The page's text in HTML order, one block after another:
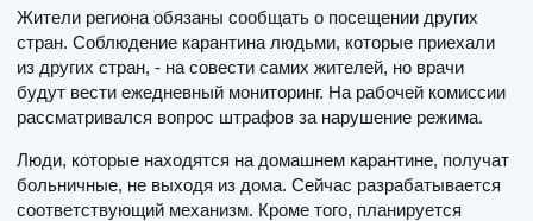
Жители региона обязаны сообщать о посещении других
стран. Соблюдение карантина людьми, которые приехали
из других стран, - на совести самих жителей, но врачи
будут вести ежедневный мониторинг. На рабочей комиссии
рассматривался вопрос штрафов за нарушение режима.
Люди, которые находятся на домашнем карантине, получат
больничные, не выходя из дома. Сейчас разрабатывается
соответствующий механизм. Кроме того, планируется